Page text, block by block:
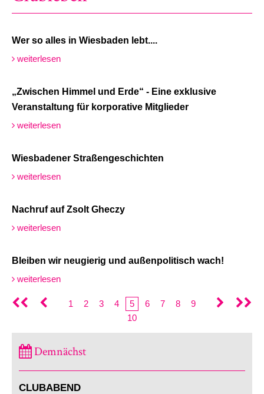
Wer so alles in Wiesbaden lebt....
weiterlesen
„Zwischen Himmel und Erde“ - Eine exklusive
Veranstaltung für korporative Mitglieder
weiterlesen
Wiesbadener Straßengeschichten
weiterlesen
Nachruf auf Zsolt Gheczy
weiterlesen
Bleiben wir neugierig und außenpolitisch wach!
weiterlesen
1 2 3 4 5 6 7 8
9
10
Demnächst
CLUBABEND